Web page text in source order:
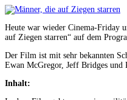
Heute war wieder Cinema-Friday
auf Ziegen starren“ auf dem
Der Film ist mit sehr bekannten
Ewan McGregor, Jeff Bridges und
Inhalt: